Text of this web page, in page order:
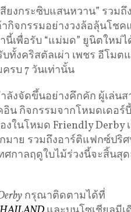
ยงกระซิบแสนหวาน” รวมถึ
กิจกรรมอย่างวงล้อลุ้นโช
นี้เพื่อรับ “แม่มด” ยูนิตใหม่
ทั้งคริสตัลเผ่า เพชร อีโม
รบ 7 วันเท่านั้น
ลังจัดขึ้นอย่างคึกคัก ผู้เล่น
น กิจกรรมจากโหมดเดอร์
ในโหมด Friendly Derby
มาย รวมถึงอาร์ติแฟกซ์ปริ
กาลฤดูใบไม้ร่วงนี้จะสิ้นสุ
กรุณาติดตามได้ที่